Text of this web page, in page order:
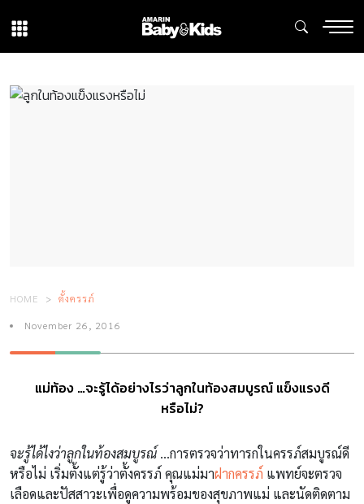
HOME ตั้งครรภ์
November 26, 2016
แม่ท้อง …จะรู้ได้อย่างไรว่าลูกในท้องสมบูรณ์ แข็งแรงดี
หรือไม่?
จะรู้ได้ไงว่าลูกในท้องสมบูรณ์ …การตรวจว่าทารกในครรภ์สมบูรณ์ดี
หรือไม่ เริ่มตั้งแต่รู้ว่าตั้งครรภ์ คุณแม่มาฝากครรภ์ แพทย์จะตรวจ
เลือดและปัสสาวะเพื่อดูความพร้อมของสุขภาพแม่ และนัดติดตาม